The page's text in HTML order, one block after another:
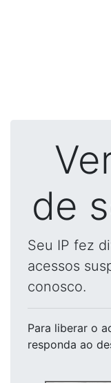
de
Seu IP fez
acessos
conosco.
Para liberar o
responda ao